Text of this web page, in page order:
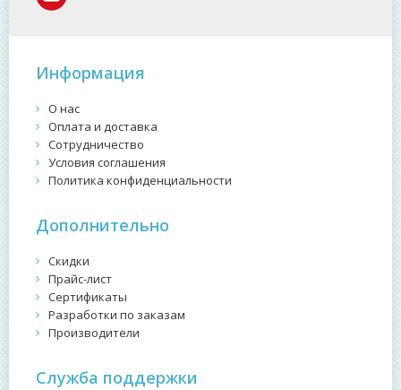
Информация
О нас
Оплата и доставка
Сотрудничество
Условия соглашения
Политика конфиденциальности
Дополнительно
Скидки
Прайс-лист
Сертификаты
Разработки по заказам
Производители
Служба поддержки